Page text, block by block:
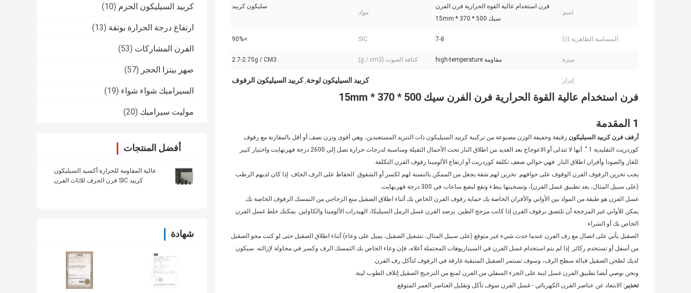
كربيد السيليكون الحزم (10)
ارتفاع درجة الحرارة بوتقة (13)
الفرن المشاركات (53)
صهر بيتزا الحجر (57)
السيراميك شواء شواء (19)
موليت سيراميك (20)
أفضل المنتجات
عالية المقاومة للحرارة أكسيد السيليكون
كربيد SIC فرن الجرف للاثاث الفرن
شهادة
اسم:
فرن استخدام عالية القوة الحرارية فرن الفرن
سيك 500 * 370 * 15mm
مواد:
سليكون كربيد
المسامية الظاهرية (٪): 7-8
SIC:
>90%
ميزة: مقاومة high-temperature كثافة الصوت (g / cm3): 2.7-2.75g / CM3
إبراز: كربيد السيليكون لوحة, كربيد السيليكون الرفوف
فرن استخدام عالية القوة الحرارية فرن الفرن سيك 500 * 370 * 15mm
1 المقدمة
أرفف فرن كربيد السيليكون رقيقة وخفيفة الوزن مصنوعة من تركيبة كربيد السيليكون ذات النتريد المستعبدين، وهي أقوى وتزن نصف أو أقل بالمقارنة مع رفوف
كوردريت التقليدية 1 ". أنها لا تتدلى أو الاعوجاج بعد العديد من اطلاق النار تحت الأحمال الثقيلة ومناسبة لدرجات حرارة تصل إلى 2600 درجة فهرنهايت واختيار كبير
للغاز والصودا وأفران اطلاق النار. فهي حوالي ضعف تكلفة كوردريت أو ارتفاع الألومينا رفوف الفرن التكلفة.
يجب تخزين الرفوف الفرن الوقوف على حوافهم. تخزين لهم شقة يجعل من الممكن بالنسبة لهم لكسر أو الشقوق. الحفاظ على الرف الجاف. إذا كان لديهم الرطب
(على سبيل المثال، بعد تطبيق غسل الفرن)، وتسخينها ببطء ونقع لبضع ساعات في 300 درجة فهرنهايت.
غسل الفرن هو طبقة من المواد بين الأواني والأفران الخاصة بك حماية رفوف الفرن الخاص بك أثناء اطلاق الصقيل منع الزجاجي من التمسك الرفوف الخاصة بك.
يمكن للأواني غير المزججة أن تلتصق برفوف الفرن إذا كانت مزجج الطين. يرصد الفرن غسل الرمل السيليكا، الهيدرات الألومينا والكاولين. يمكنك خلط غسل الفرن
الخاص بك أو الشراء.
الصقيل يأتي على اتصال مع رف الفرن عندما حدث شيء غير متوقع (على سبيل المثال، تشغيل الصقيل، يميل على وعاء) أثناء اطلاق الصقيل حتى لو كنت محو الصقيل
من أسفل أو تستخدم ركائز. إذا لم يتم استخدام غسل الفرن في السيناريوهات المحتملة أعلاه، فإن وعاء الخاص بك التمسك الرف وكسر في محاولة لإزالته. سيكون
لديك لطحن الصقيل قبالة سطح الرف، وسوف تستمر الصقيل المتبقية غارقة في الرفوف لتآكل رف الفرن.
ونحن نوصي أيضا تطبيق الفرن غسل لبنة على الجزء السفلي من الفرن لمنع من التزجيج الصقيل إتلاف الطوب لينة.
تحذير: الابتعاد عن عناصر الفرن الكهربائي - غسل الفرن سوف تآكل وتقليل العناصر العمر المتوقع.